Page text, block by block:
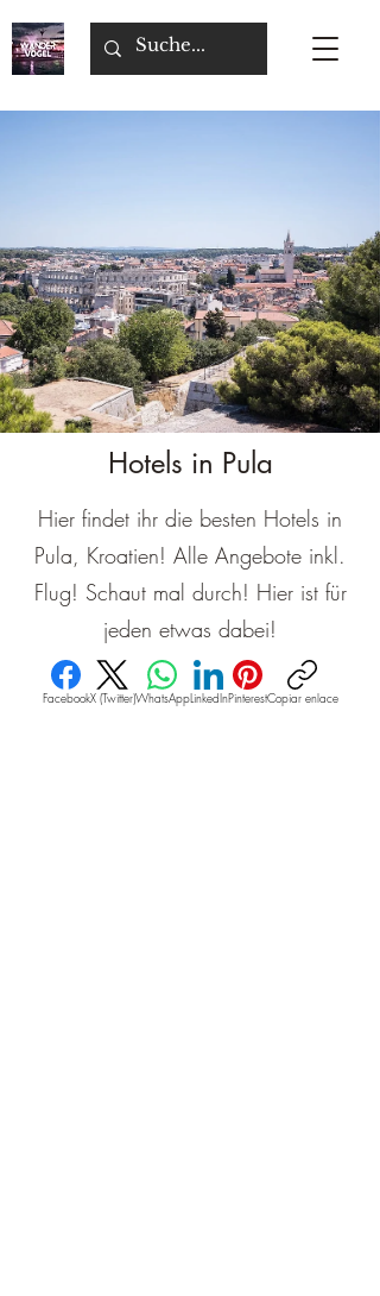
Hotels in Pula
Hier findet ihr die besten Hotels in
Pula, Kroatien! Alle Angebote inkl.
Flug! Schaut mal durch! Hier ist für
jeden etwas dabei!
FacebookX (Twitter)WhatsAppLinkedInPinterestCopiar enlace